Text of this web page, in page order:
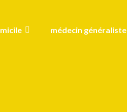
médecin généraliste